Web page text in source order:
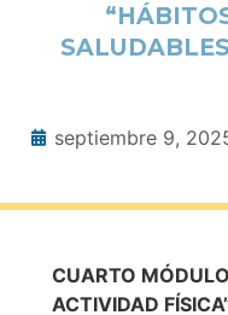
septiembre 9,
CUARTO
ACTIVIDAD